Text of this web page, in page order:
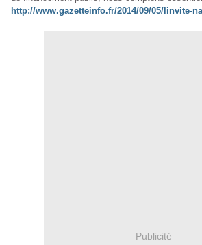
http://www.gazetteinfo.fr/2014/09/05/linvite-
Publicité